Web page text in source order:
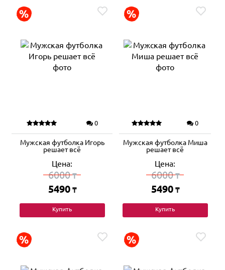
0
Мужская футболка Игорь
решает всё
Цена:
6000₸
5490 ₸
Купить
0
Мужская футболка Миша
решает всё
Цена:
6000₸
5490 ₸
Купить